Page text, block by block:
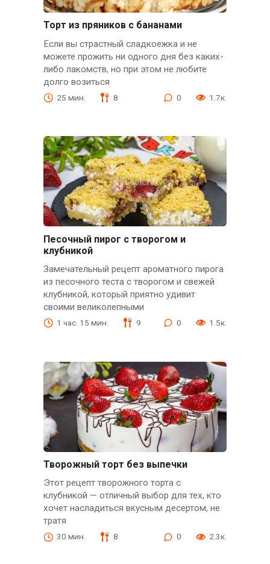
Торт из пряников с бананами
Если вы страстный сладкоежка и не
можете прожить ни одного дня без каких-
либо лакомств, но при этом не любите
долго возиться
25 мин. 8 0 1.7к.
Песочный пирог с творогом и
клубникой
Замечательный рецепт ароматного пирога
из песочного теста с творогом и свежей
клубникой, который приятно удивит
своими великолепными
1 час. 15 мин. 9 0 1.5к.
Творожный торт без выпечки
Этот рецепт творожного торта с
клубникой — отличный выбор для тех, кто
хочет насладиться вкусным десертом, не
тратя
30 мин. 8 0 2.3к.